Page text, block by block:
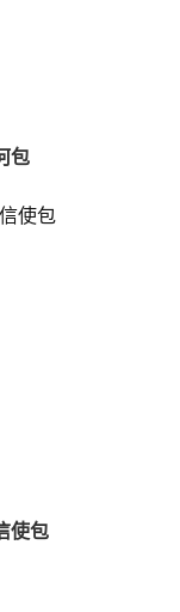
包
使包